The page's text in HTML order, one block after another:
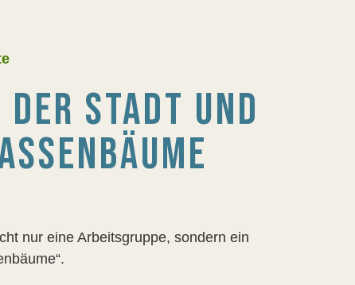
STADT UND
nur eine Arbeitsgruppe, sondern ein